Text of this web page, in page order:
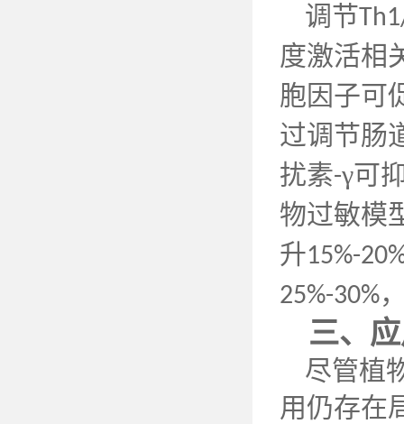
调节
度激活
胞因子可
过调节肠
扰素-γ可
物过敏模
升15%-
25%-30%
三、
尽管植
用仍存在